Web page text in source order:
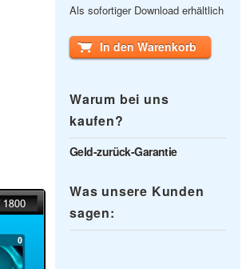
Als sofortiger Download erhältlich
In den Warenkorb
Warum bei uns
kaufen?
Geld-zurück-Garantie
Was unsere Kunden
sagen: